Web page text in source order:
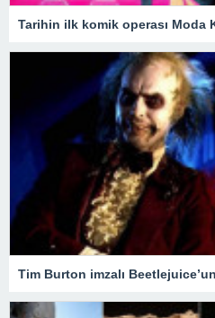
Tarihin ilk komik operası Moda